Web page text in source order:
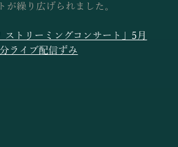
が繰り広げられました。
ストリーミングコンサート」5月
ライブ配信ずみ